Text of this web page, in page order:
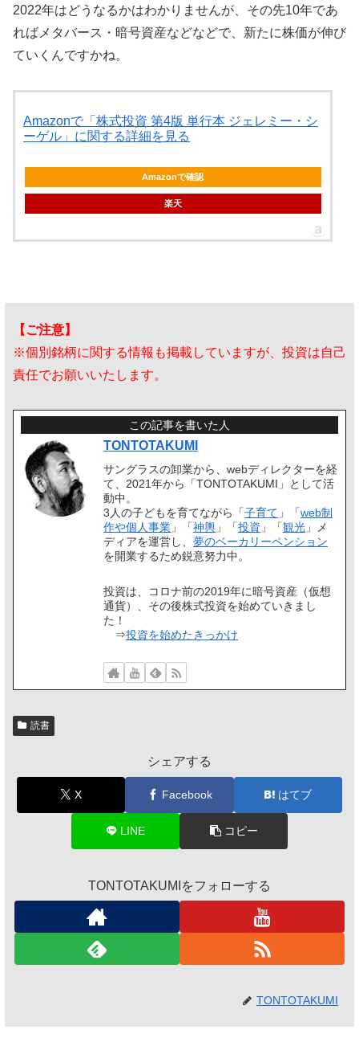
2022年はどうなるかはわかりませんが、その先10年であ
ればメタバース・暗号資産などなどで、新たに株価が伸び
ていくんですかね。
Amazonで「株式投資 第4版 単行本 ジェレミー・シ
ーゲル」に関する詳細を見る
Amazonで確認
楽天
【ご注意】
※個別銘柄に関する情報も掲載していますが、投資は自己
責任でお願いいたします。
この記事を書いた人
TONTOTAKUMI
サングラスの卸業から、webディレクターを経
て、2021年から「TONTOTAKUMI」として活
動中。
3人の子どもを育てながら「子育て 」「web制
作や個人事業 」「神輿 」「投資 」「観光 」メ
ディアを運営し、夢のベーカリーペンション
を開業するため鋭意努力中。
投資は、コロナ前の2019年に暗号資産（仮想
通貨）、その後株式投資を始めていきまし
た！
⇒投資を始めたきっかけ
読書
シェアする
X Facebook はてブ
LINE コピー
TONTOTAKUMIをフォローする
TONTOTAKUMI